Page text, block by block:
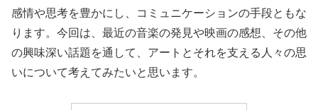
感情や思考を豊かにし、コミュニケーションの手段ともな
ります。今回は、最近の音楽の発見や映画の感想、その他
の興味深い話題を通して、アートとそれを支える人々の思
いについて考えてみたいと思います。